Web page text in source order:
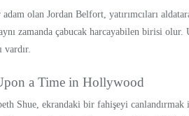
adam olan Jordan Belfort, yatırımcıları
zamanda çabucak harcayabilen birisi
vardır.
a Time in Hollywood
Shue, ekrandaki bir fahişeyi